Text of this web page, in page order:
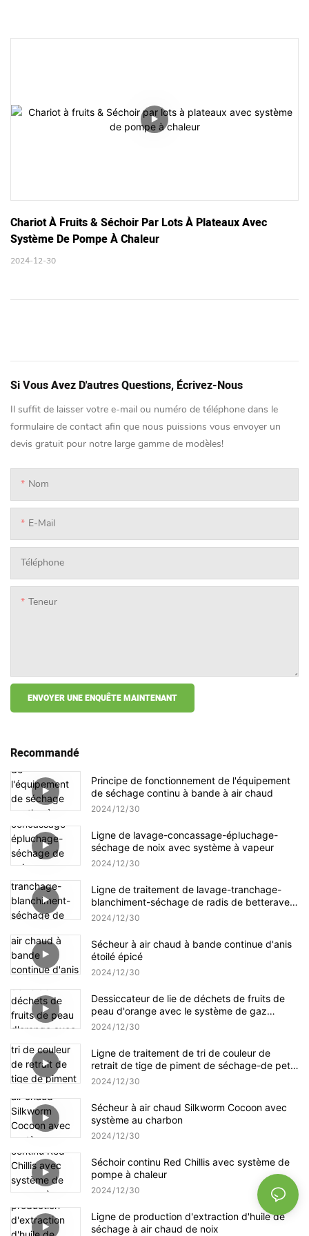
Chariot À Fruits & Séchoir Par Lots À Plateaux Avec
Système De Pompe À Chaleur
2024-12-30
Si Vous Avez D'autres Questions, Écrivez-Nous
Il suffit de laisser votre e-mail ou numéro de téléphone dans le
formulaire de contact afin que nous puissions vous envoyer un
devis gratuit pour notre large gamme de modèles!
Nom
E-Mail
Téléphone
Teneur
ENVOYER UNE ENQUÊTE MAINTENANT
Recommandé
Principe de fonctionnement de l'équipement
de séchage continu à bande à air chaud
2024 12 30
Ligne de lavage-concassage-épluchage-
séchage de noix avec système à vapeur
2024 12 30
Ligne de traitement de lavage-tranchage-
blanchiment-séchage de radis de betterave
sucrière
2024 12 30
Sécheur à air chaud à bande continue d'anis
étoilé épicé
2024 12 30
Dessiccateur de lie de déchets de fruits de
peau d'orange avec le système de gaz
naturel
2024 12 30
Ligne de traitement de tri de couleur de
retrait de tige de piment de séchage-de petit
piment
2024 12 30
Sécheur à air chaud Silkworm Cocoon avec
système au charbon
2024 12 30
Séchoir continu Red Chillis avec système de
pompe à chaleur
2024 12 30
Ligne de production d'extraction d'huile de
séchage à air chaud de noix